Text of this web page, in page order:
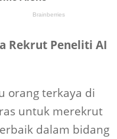
Rekrut Peneliti AI
orang terkaya di
untuk merekrut
dalam bidang